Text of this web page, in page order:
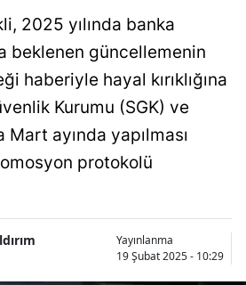
Aydın
Balıkesir
Bilecik
Bingöl
Burdur
2025 yılında banka
beklenen güncellemenin
haberiyle hayal kırıklığına
Kurumu (SGK) ve
Mart ayında yapılması
protokolü
Yayınlanma
19 Şubat 2025 - 10:29